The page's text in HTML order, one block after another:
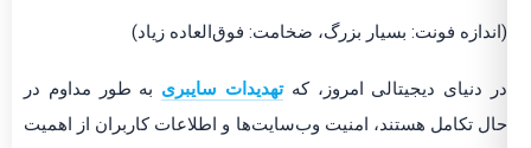
(اندازه فونت: بسیار بزرگ، ضخامت: فوق‌العاده زیاد)
در دنیای دیجیتالی امروز، کهتهدیدات سایبری به طور مداوم در
حال تکامل هستند، امنیت وب‌سایت‌ها و اطلاعات کاربران از اهمیت